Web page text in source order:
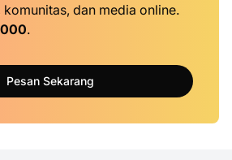
komunitas, dan media online.
.
Pesan Sekarang